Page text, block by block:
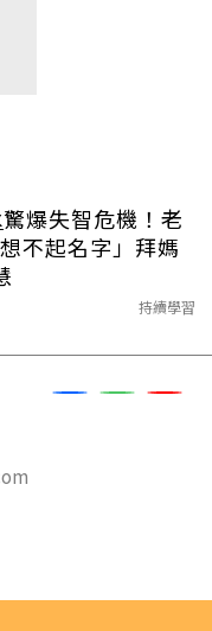
驚爆失智危機！老
不起名字」拜媽
持續學習